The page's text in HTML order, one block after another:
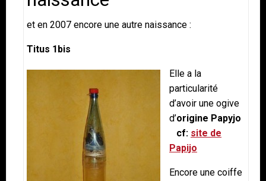
et en 2007 encore une autre naissance :
Titus 1bis
Elle a la
particularité
d’avoir une ogive
d’origine Papyjo
cf: site de
Papijo
Encore une coiffe